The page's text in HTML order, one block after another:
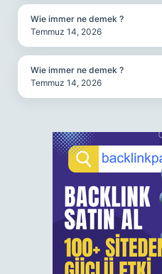
Wie immer ne demek ?
Temmuz 14, 2026
Wie immer ne demek ?
Temmuz 14, 2026